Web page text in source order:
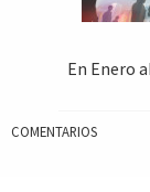
En Enero
COMENTARIOS